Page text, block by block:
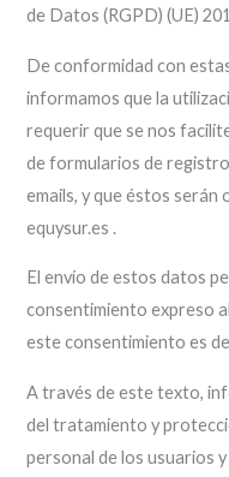
de Datos (RGPD) (UE)
De conformidad con
informamos que la
requerir que se nos
de formularios de
emails, y que éstos
equysur.es .
El envío de estos datos
consentimiento expreso
este consentimiento es
A través de este texto,
del tratamiento y
personal de los usuarios